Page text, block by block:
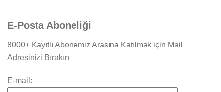
E-Posta Aboneliği
8000+ Kayıtlı Abonemiz Arasına Katılmak için Mail
Adresinizi Bırakın
E-mail: